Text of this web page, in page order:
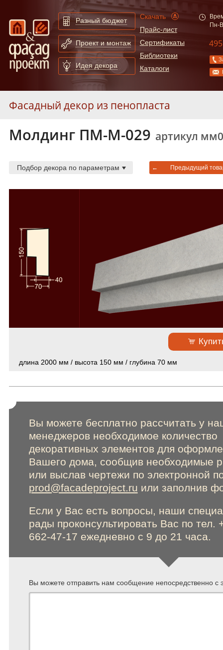
Разный бюджет
Проект и монтаж
Идея декора
Скачать
Прайс-лист
Сертификаты
Библиотеки
Каталоги
Пн-
Фасадный декор из пенопласта
Карнизы
21
Декор элементы
Камни замковые
14
Пилястры
Полуколонны
Русты
Сандрики
Фасадный декор из полиуретана
Сертификаты
Расширенный поиск по сайту
Молдинг ПМ-М-029 артикул
Подбор декора по параметрам ← Предыдущий
длина 2000 мм / высота 150 мм / глубина 70 мм
Вы можете бесплатно рассчитать у
менеджеров необходимое количество
декоративных элементов для
Вашего дома, сообщив необходимые
или выслав чертежи по электронной
prod@facadeproject.ru или заполнив
Если у Вас есть вопросы, наши
рады проконсультировать Вас по тел.
662-47-17 ежедневно с 9 до 21 часа.
Вы можете отправить нам сообщение непосредственно с